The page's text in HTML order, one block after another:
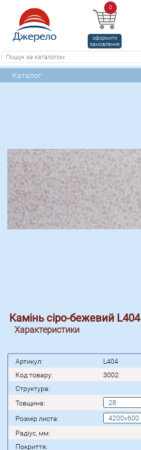
0
оформити
замовлення
Каталог
Камінь сіро-бежевий L404
Характеристики
Артикул:
L404
Код товару:
3002
Структура:
Товщина:
28
Розмір листа:
4200x600
Радіус, мм:
Покриття: